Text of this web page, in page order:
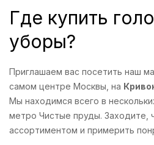
Где купить
уборы?
Приглашаем вас посетить наш
самом центре Москвы, на
Мы находимся всего в
метро Чистые пруды. Заходите,
ассортиментом и примерить